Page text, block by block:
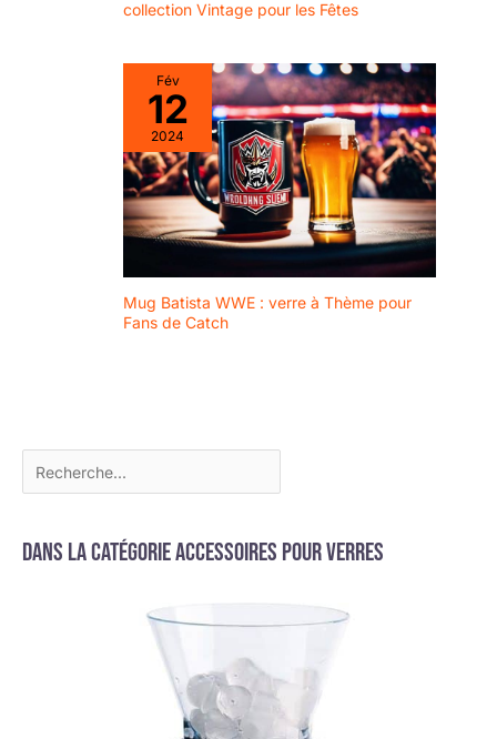
collection Vintage pour les Fêtes
Fév
12
2024
Mug Batista WWE : verre à Thème pour
Fans de Catch
Dans la catégorie Accessoires pour verres